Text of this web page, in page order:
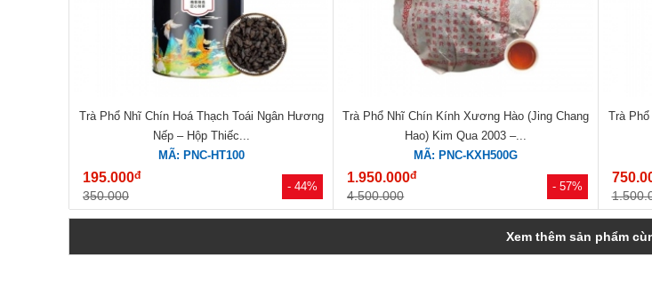
- 44%
Trà Phổ Nhĩ Chín Hoá Thạch Toái Ngân Hương
Nếp – Hộp Thiếc...
MÃ: PNC-HT100
195.000đ
350.000
- 57%
Trà Phổ Nhĩ Chín Kính Xương Hào (Jing Chang
Hao) Kim Qua 2003 –...
MÃ: PNC-KXH500G
1.950.000đ
4.500.000
Trà
Xem thêm sản phẩm